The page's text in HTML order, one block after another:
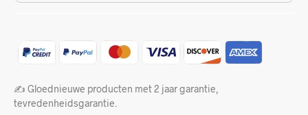
✍️ Gloednieuwe producten met 2 jaar garantie,
tevredenheidsgarantie.